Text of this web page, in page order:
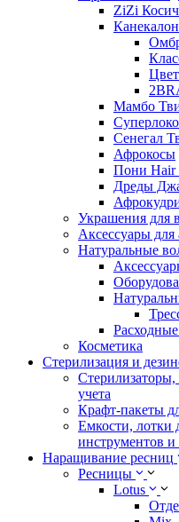
ZiZi
Канекалон
Мамбо
Сенегал
Афрокосы
Пони Hair
Дреды
Украшения для
Аксессуары для
Натуральные
Косметика
Стерилизация и
учета
Крафт-пакеты
Емкости, лотки
инструментов и
Наращивание ресниц
Ресницы
Lotus